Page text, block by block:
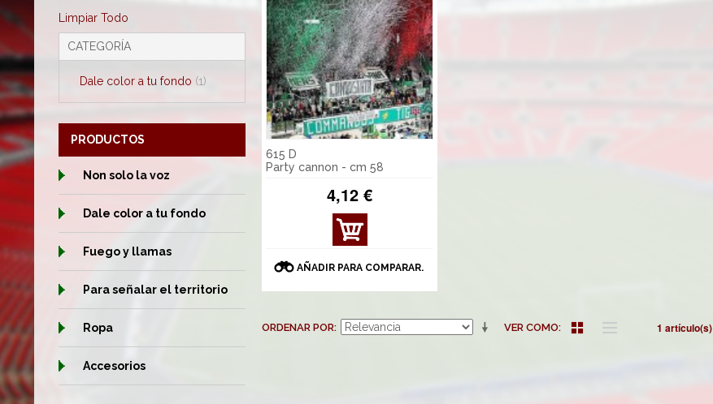
Limpiar Todo
CATEGORÍA
Dale color a tu fondo (1)
615 D
Party cannon - cm 58
4,12 €
VER
DET
ES
AÑADIR PARA COMPARAR.
VER COMO
ORDENAR POR 1 artículo(s)
PRODUCTOS
Non solo la voz
Dale color a tu fondo
Fuego y llamas
Para señalar el territorio
Ropa
Accesorios